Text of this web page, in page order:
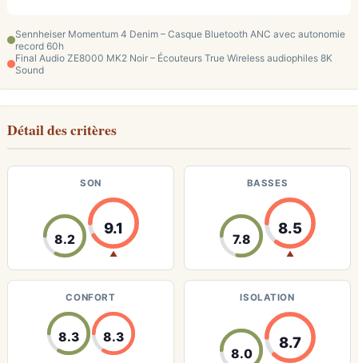
Sennheiser Momentum 4 Denim – Casque Bluetooth ANC avec autonomie
record 60h
Final Audio ZE8000 MK2 Noir – Écouteurs True Wireless audiophiles 8K
Sound
Détail des critères
SON
8.2
9.1
▲
BASSES
7.8
8.5
▲
CONFORT
8.3 8.3
ISOLATION
8.0
8.7